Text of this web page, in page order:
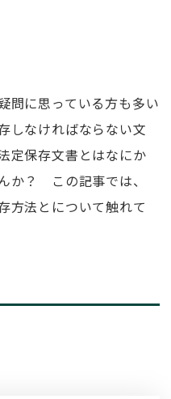
問に思っている方も多い
しなければならない文
定保存文書とはなにか
か？ この記事では、
方法とについて触れて